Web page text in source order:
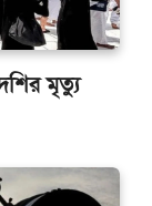
মৃত্যু